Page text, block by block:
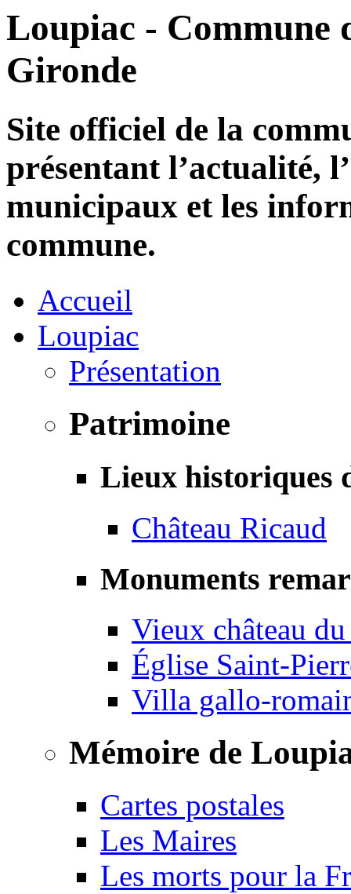
Loupiac - Commune
Gironde
Site officiel de la
présentant l’actualité,
municipaux et les
commune.
Accueil
Loupiac
Présentation
Patrimoine
Lieux historiques
Château Ricaud
Monuments
Vieux château
Église Saint-
Villa gallo-
Mémoire de
Cartes postales
Les Maires
Les morts pour la